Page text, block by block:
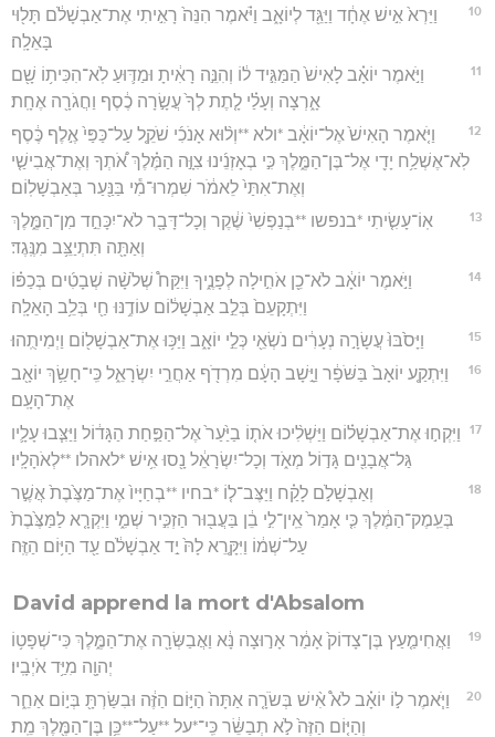
10
וַיַּרְא֙ אִ֣ישׁ אֶחָ֔ד וַיַּגֵּ֖ד לְיוֹאָ֑ב וַיֹּ֗אמֶר הִנֵּה֙ רָאִ֣יתִי אֶת־אַבְשָׁלֹ֔ם תָּל֖וּי
בָּאֵלָֽה׃
11
וַיֹּ֣אמֶר יוֹאָ֗ב לָאִישׁ֙ הַמַּגִּ֣יד ל֔וֹ וְהִנֵּ֣ה רָאִ֔יתָ וּמַדּ֛וּעַ לֹֽא־הִכִּית֥וֹ שָׁ֖ם
אָ֑רְצָה וְעָלַ֗י לָ֤תֶת לְךָ֙ עֲשָׂ֣רָה כֶ֔סֶף וַחֲגֹרָ֖ה אֶחָֽת׃
12
וַיֹּ֤אמֶר הָאִישׁ֙ אֶל־יוֹאָ֔ב *ולא **וְל֨וּא אָנֹכִ֜י שֹׁקֵ֤ל עַל־כַּפַּי֙ אֶ֣לֶף כֶּ֔סֶף
לֹֽא־אֶשְׁלַ֥ח יָדִ֖י אֶל־בֶּן־הַמֶּ֑לֶךְ כִּ֣י בְאָזְנֵ֜ינוּ צִוָּ֣ה הַמֶּ֗לֶךְ אֹ֠תְךָ וְאֶת־אֲבִישַׁ֤י
וְאֶת־אִתַּי֙ לֵאמֹ֔ר שִׁמְרוּ־מִ֕י בַּנַּ֖עַר בְּאַבְשָׁלֽוֹם׃
13
אֽוֹ־עָשִׂ֤יתִי *בנפשו **בְנַפְשִׁי֙ שֶׁ֔קֶר וְכָל־דָּבָ֖ר לֹא־יִכָּחֵ֣ד מִן־הַמֶּ֑לֶךְ
וְאַתָּ֖ה תִּתְיַצֵּ֥ב מִנֶּֽגֶד׃
14
וַיֹּ֣אמֶר יוֹאָ֔ב לֹא־כֵ֖ן אֹחִ֣ילָה לְפָנֶ֑יךָ וַיִּקַּח֩ שְׁלֹשָׁ֨ה שְׁבָטִ֜ים בְּכַפּ֗וֹ
וַיִּתְקָעֵם֙ בְּלֵ֣ב אַבְשָׁל֔וֹם עוֹדֶ֥נּוּ חַ֖י בְּלֵ֥ב הָאֵלָֽה׃
15 וַיָּסֹ֙בּוּ֙ עֲשָׂרָ֣ה נְעָרִ֔ים נֹשְׂאֵ֖י כְּלֵ֣י יוֹאָ֑ב וַיַּכּ֥וּ אֶת־אַבְשָׁל֖וֹם וַיְמִיתֻֽהוּ׃
16
וַיִּתְקַ֤ע יוֹאָב֙ בַּשֹּׁפָ֔ר וַיָּ֣שָׁב הָעָ֔ם מִרְדֹ֖ף אַחֲרֵ֣י יִשְׂרָאֵ֑ל כִּֽי־חָשַׂ֥ךְ יוֹאָ֖ב
אֶת־הָעָֽם׃
17
וַיִּקְח֣וּ אֶת־אַבְשָׁל֗וֹם וַיַּשְׁלִ֨יכוּ אֹת֤וֹ בַיַּ֙עַר֙ אֶל־הַפַּ֣חַת הַגָּד֔וֹל וַיַּצִּ֧בוּ עָלָ֛יו
גַּל־אֲבָנִ֖ים גָּד֣וֹל מְאֹ֑ד וְכָל־יִשְׂרָאֵ֔ל נָ֖סוּ אִ֥ישׁ *לאהלו **לְאֹהָלָֽיו׃
18
וְאַבְשָׁלֹ֣ם לָקַ֗ח וַיַּצֶּב־ל֤וֹ *בחיו **בְחַיָּיו֙ אֶת־מַצֶּ֙בֶת֙ אֲשֶׁ֣ר
בְּעֵֽמֶק־הַמֶּ֔לֶךְ כִּ֤י אָמַר֙ אֵֽין־לִ֣י בֵ֔ן בַּעֲב֖וּר הַזְכִּ֣יר שְׁמִ֑י וַיִּקְרָ֤א לַמַּצֶּ֙בֶת֙
עַל־שְׁמ֔וֹ וַיִּקָּ֤רֵא לָהּ֙ יַ֣ד אַבְשָׁלֹ֔ם עַ֖ד הַיּ֥וֹם הַזֶּֽה׃
David apprend la mort d'Absalom
19
וַאֲחִימַ֤עַץ בֶּן־צָדוֹק֙ אָמַ֔ר אָר֣וּצָה נָּ֔א וַאֲבַשְּׂרָ֖ה אֶת־הַמֶּ֑לֶךְ כִּי־שְׁפָט֥וֹ
יְהוָ֖ה מִיַּ֥ד אֹיְבָֽיו׃
20
וַיֹּ֧אמֶר ל֣וֹ יוֹאָ֗ב לֹא֩ אִ֨ישׁ בְּשֹׂרָ֤ה אַתָּה֙ הַיּ֣וֹם הַזֶּ֔ה וּבִשַּׂרְתָּ֖ בְּי֣וֹם אַחֵ֑ר
וְהַיּ֤וֹם הַזֶּה֙ לֹ֣א תְבַשֵּׂ֔ר כִּֽי־*על **עַל־**כֵּ֥ן בֶּן־הַמֶּ֖לֶךְ מֵֽת׃